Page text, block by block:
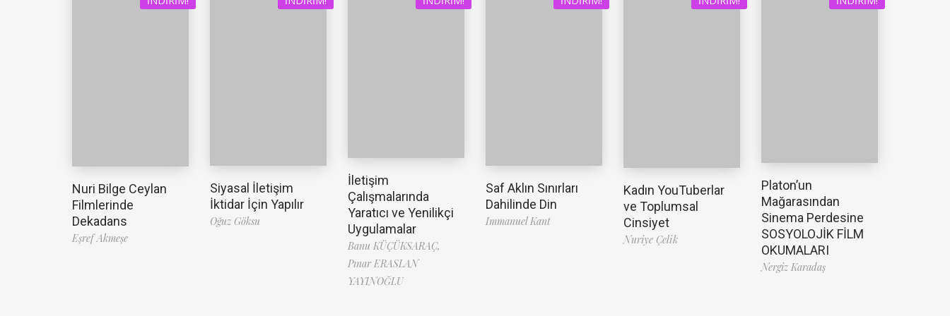
Nuri Bilge Ceylan
Filmlerinde
Dekadans
Eşref Akmeşe
Siyasal İletişim
İktidar İçin Yapılır
Oğuz Göksu
İletişim
Çalışmalarında
Yaratıcı ve Yenilikçi
Uygulamalar
Banu KÜÇÜKSARAÇ,
Pınar ERASLAN
YAYINOĞLU
Saf Aklın Sınırları
Dahilinde Din
Immanuel Kant
Kadın YouTuberlar
ve Toplumsal
Cinsiyet
Nuriye Çelik
Platon’un
Mağarasından
Sinema Perdesine
SOSYOLOJİK FİLM
OKUMALARI
Nergiz Karadaş